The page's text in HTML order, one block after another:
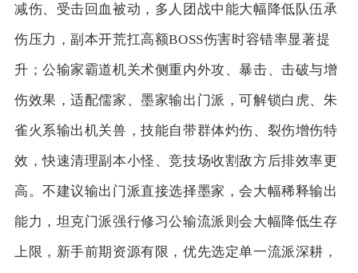
减伤、受击回血被动，多人团战中能大幅降低队伍承
伤压力，副本开荒扛高额BOSS伤害时容错率显著提
升；公输家霸道机关术侧重内外攻、暴击、击破与增
伤效果，适配儒家、墨家输出门派，可解锁白虎、朱
雀火系输出机关兽，技能自带群体灼伤、裂伤增伤特
效，快速清理副本小怪、竞技场收割敌方后排效率更
高。不建议输出门派直接选择墨家，会大幅稀释输出
能力，坦克门派强行修习公输流派则会大幅降低生存
上限，新手前期资源有限，优先选定单一流派深耕，